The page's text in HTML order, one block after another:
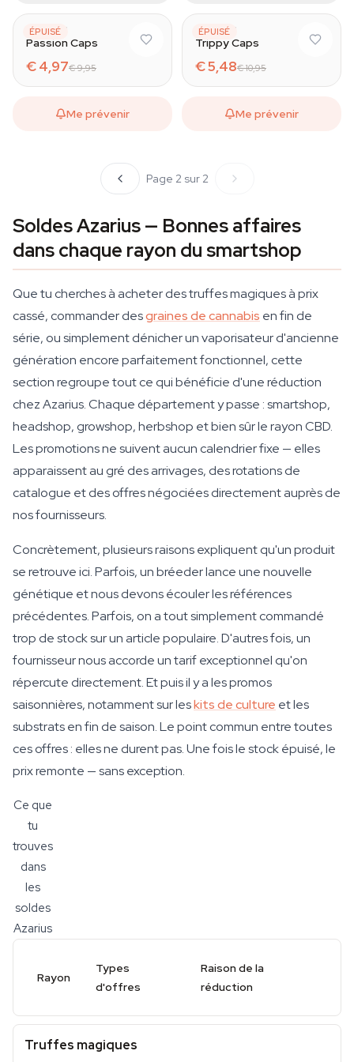
ÉPUISÉ
AZARIUS
Passion Caps
€ 4,97€ 9,95
Me prévenir
ÉPUISÉ
AZARIUS
Trippy Caps
€ 5,48€ 10,95
Me prévenir
Page 2 sur 2
Soldes Azarius — Bonnes affaires
dans chaque rayon du smartshop
Que tu cherches à acheter des truffes magiques à prix
cassé, commander desgraines de cannabis en fin de
série, ou simplement dénicher un vaporisateur d'ancienne
génération encore parfaitement fonctionnel, cette
section regroupe tout ce qui bénéficie d'une réduction
chez Azarius. Chaque département y passe : smartshop,
headshop, growshop, herbshop et bien sûr le rayon CBD.
Les promotions ne suivent aucun calendrier fixe — elles
apparaissent au gré des arrivages, des rotations de
catalogue et des offres négociées directement auprès de
nos fournisseurs.
Concrètement, plusieurs raisons expliquent qu'un produit
se retrouve ici. Parfois, un bréeder lance une nouvelle
génétique et nous devons écouler les références
précédentes. Parfois, on a tout simplement commandé
trop de stock sur un article populaire. D'autres fois, un
fournisseur nous accorde un tarif exceptionnel qu'on
répercute directement. Et puis il y a les promos
saisonnières, notamment sur leskits de culture et les
substrats en fin de saison. Le point commun entre toutes
ces offres : elles ne durent pas. Une fois le stock épuisé, le
prix remonte — sans exception.
Ce que
tu
trouves
dans
les
soldes
Azarius
Rayon
Types
d'offres
Raison de la
réduction
Truffes magiques